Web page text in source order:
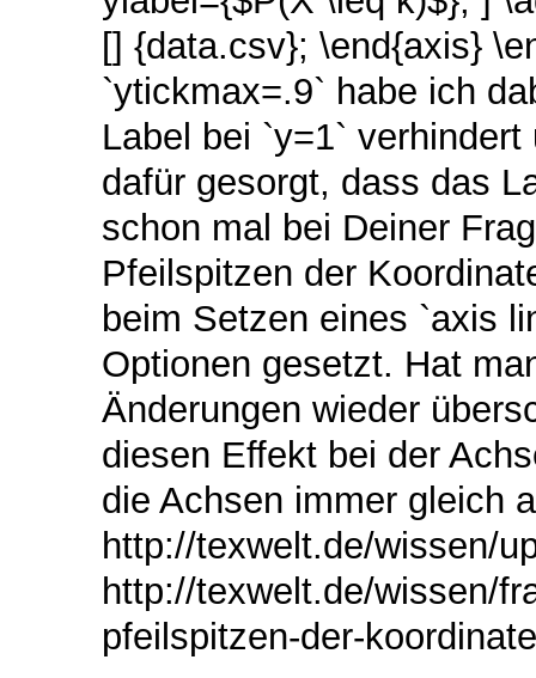
[] {data.csv}; \end{axis}
`ytickmax=.9` habe ich
Label bei `y=1`
dafür gesorgt, dass das
schon mal bei Deiner
Pfeilspitzen der
beim Setzen eines `axis
Optionen gesetzt. Hat
Änderungen wieder
diesen Effekt bei der
die Achsen immer gleich
http://texwelt.de/wissen/
http://texwelt.de/wissen/
pfeilspitzen-der-